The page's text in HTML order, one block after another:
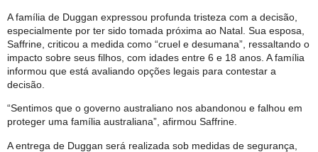
A família de Duggan expressou profunda tristeza com a decisão,
especialmente por ter sido tomada próxima ao Natal. Sua esposa,
Saffrine, criticou a medida como “cruel e desumana”, ressaltando o
impacto sobre seus filhos, com idades entre 6 e 18 anos. A família
informou que está avaliando opções legais para contestar a
decisão.
“Sentimos que o governo australiano nos abandonou e falhou em
proteger uma família australiana”, afirmou Saffrine.
A entrega de Duggan será realizada sob medidas de segurança,